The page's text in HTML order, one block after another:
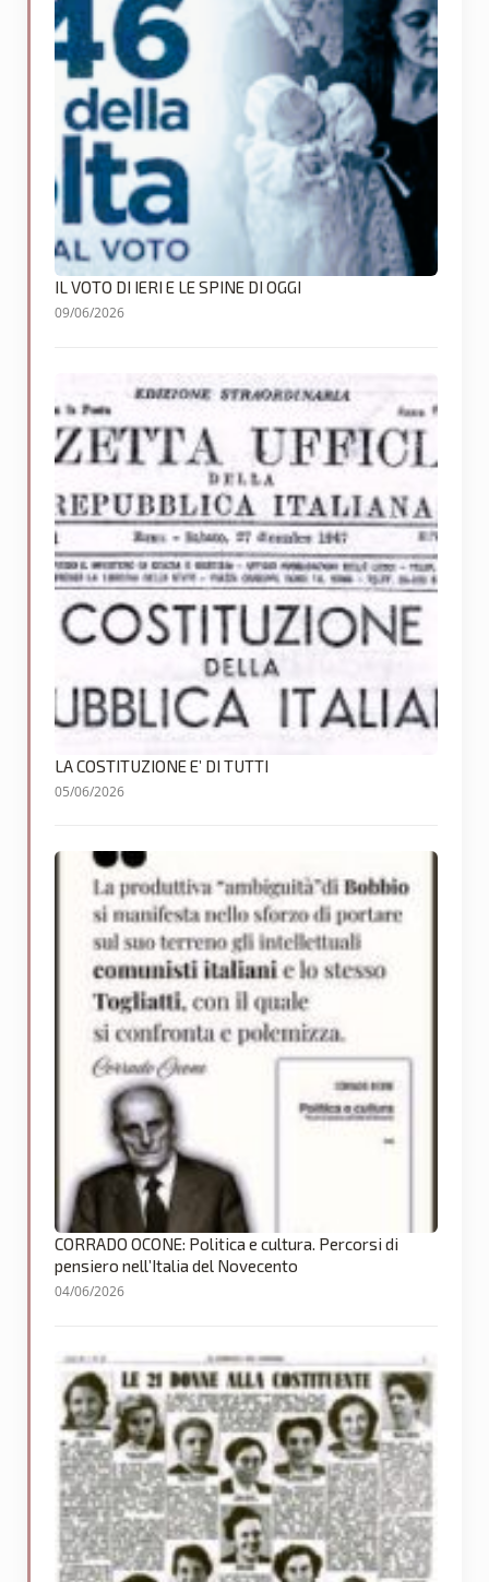
IL VOTO DI IERI E LE SPINE DI OGGI
09/06/2026
LA COSTITUZIONE E’ DI TUTTI
05/06/2026
CORRADO OCONE: Politica e cultura. Percorsi di
pensiero nell’Italia del Novecento
04/06/2026